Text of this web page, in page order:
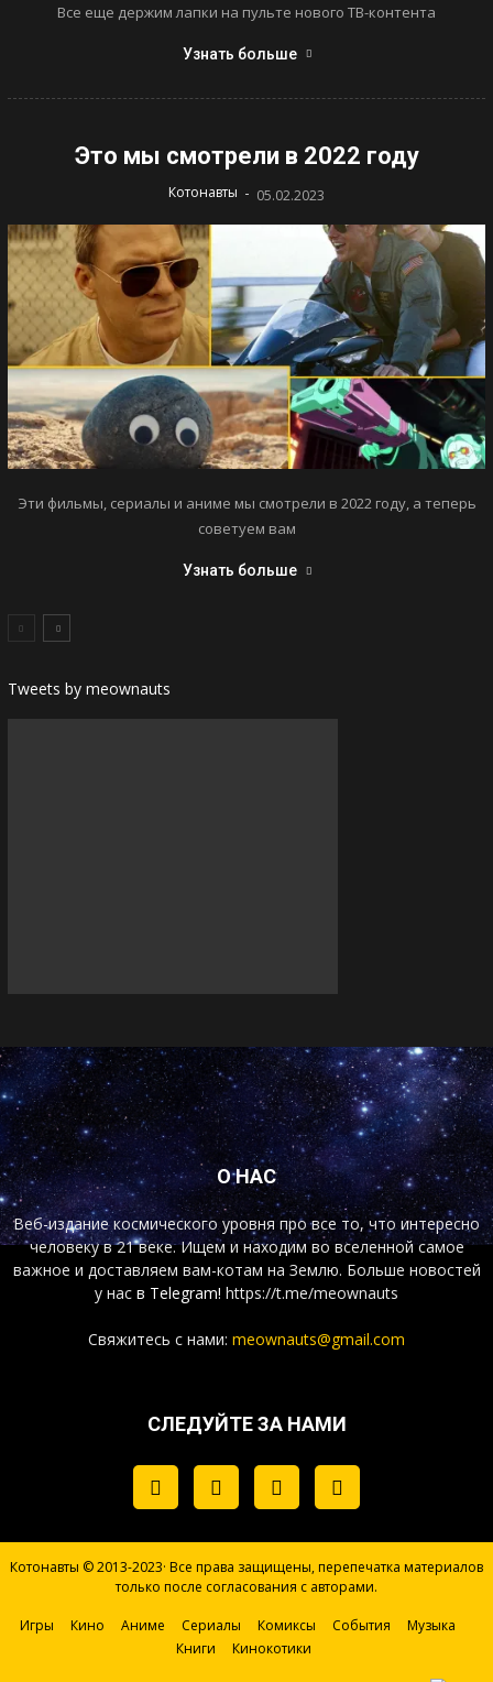
Все еще держим лапки на пульте нового ТВ-контента
Узнать больше
Это мы смотрели в 2022 году
Котонавты - 05.02.2023
Эти фильмы, сериалы и аниме мы смотрели в 2022 году, а теперь
советуем вам
Узнать больше
Tweets by meownauts
О НАС
Веб-издание космического уровня про все то, что интересно
человеку в 21 веке. Ищем и находим во вселенной самое
важное и доставляем вам-котам на Землю. Больше новостей
у нас в Telegram! https://t.me/meownauts
Свяжитесь с нами: meownauts@gmail.com
СЛЕДУЙТЕ ЗА НАМИ
Котонавты © 2013-2023· Все права защищены, перепечатка материалов
только после согласования с авторами.
Игры Кино Аниме Сериалы Комиксы События
Музыка
Книги
Кинокотики